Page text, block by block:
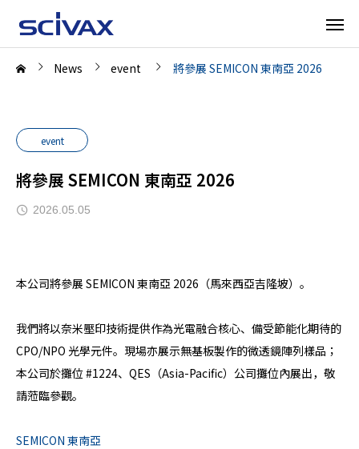
News event 將參展 SEMICON 東南亞 2026
event
將參展 SEMICON 東南亞 2026
2026.05.05
本公司將參展 SEMICON 東南亞 2026（馬來西亞吉隆坡）。
我們將以奈米壓印技術提供作為光電融合核心、備受節能化期待的
CPO/NPO 光學元件。現場亦展示無基板製作的微透鏡陣列樣品；
本公司於攤位 #1224、QES（Asia-Pacific）公司攤位內展出，敬
請蒞臨參觀。
SEMICON 東南亞